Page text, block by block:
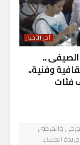
آخر الأخبار
..
وفنية..
فئات